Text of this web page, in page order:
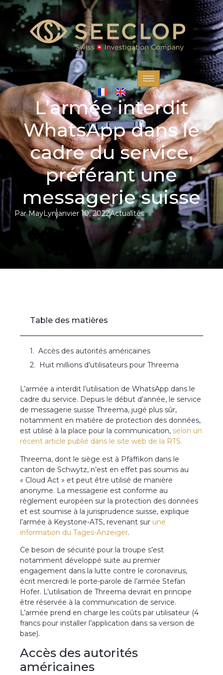
L’armée interdit
WhatsApp dans le
cadre du service,
préférant une
messagerie suisse
ParMayLynjanvier 10, 2022Actualités
préférant une messagerie suisse
Table des matières
Accès des autorités américaines
Huit millions d’utilisateurs pour Threema
L’armée a interdit l’utilisation de WhatsApp dans le
cadre du service. Depuis le début d’année, le service
de messagerie suisse Threema, jugé plus sûr,
notamment en matière de protection des données,
est utilisé à la place pour la communication, selon un
récent article publié dans le site web de la RTS.
Threema, dont le siège est à Pfäffikon dans le
canton de Schwytz, n’est en effet pas soumis au
« Cloud Act » et peut être utilisé de manière
anonyme. La messagerie est conforme au
règlement européen sur la protection des données
et est soumise à la jurisprudence suisse, explique
l’armée à Keystone-ATS, revenant sur une
information du Tages-Anzeiger.
Ce besoin de sécurité pour la troupe s’est
notamment développé suite au premier
engagement dans la lutte contre le coronavirus,
écrit mercredi le porte-parole de l’armée Stefan
Hofer. L’utilisation de Threema devrait en principe
être réservée à la communication de service.
L’armée prend en charge les coûts par utilisateur (4
francs pour installer l’application dans sa version de
base).
Accès des autorités
américaines